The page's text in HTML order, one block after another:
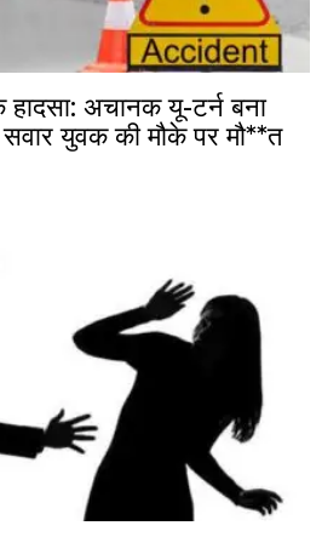
हादसा: अचानक यू-टर्न बना
युवक की मौके पर मौ**त